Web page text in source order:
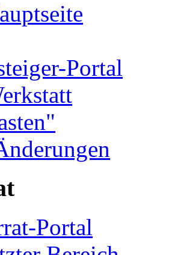
Portal
Portal